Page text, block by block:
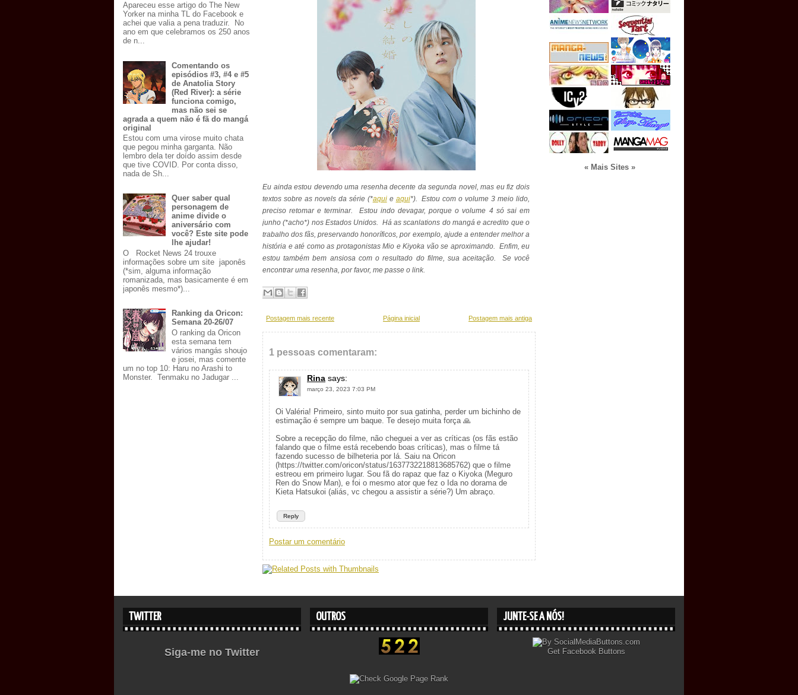
Apareceu esse artigo do The New
Yorker na minha TL do Facebook e
achei que valia a pena traduzir. No
ano em que celebramos os 250 anos
de n...
Comentando os
episódios #3, #4 e #5
de Anatolia Story
(Red River): a série
funciona comigo,
mas não sei se
agrada a quem não é fã do mangá
original
Estou com uma virose muito chata
que pegou minha garganta. Não
lembro dela ter doído assim desde
que tive COVID. Por conta disso,
nada de Sh...
Quer saber qual
personagem de
anime divide o
aniversário com
você? Este site pode
lhe ajudar!
O Rocket News 24 trouxe
informações sobre um site japonês
(*sim, alguma informação
romanizada, mas basicamente é em
japonês mesmo*)...
Ranking da Oricon:
Semana 20-26/07
O ranking da Oricon
esta semana tem
vários mangás shoujo
e josei, mas comente
um no top 10: Haru no Arashi to
Monster. Tenmaku no Jadugar ...
Eu ainda estou devendo uma resenha decente da segunda novel, mas eu fiz dois
textos sobre as novels da série (*aquie aqui*). Estou com o volume 3 meio lido,
preciso retomar e terminar. Estou indo devagar, porque o volume 4 só sai em
junho (*acho*) nos Estados Unidos. Há as scanlations do mangá e acredito que o
trabalho dos fãs, preservando honoríficos, por exemplo, ajude a entender melhor a
história e até como as protagonistas Mio e Kiyoka vão se aproximando. Enfim, eu
estou também bem ansiosa com o resultado do filme, sua aceitação. Se você
encontrar uma resenha, por favor, me passe o link.
Postagem mais recente Postagem mais antiga
Página inicial
1 pessoas comentaram:
Rina says:
março 23, 2023 7:03 PM
Reply
Oi Valéria! Primeiro, sinto muito por sua gatinha, perder um bichinho de
estimação é sempre um baque. Te desejo muita força 🙏
Sobre a recepção do filme, não cheguei a ver as críticas (os fãs estão
falando que o filme está recebendo boas críticas), mas o filme tá
fazendo sucesso de bilheteria por lá. Saiu na Oricon
(https://twitter.com/oricon/status/1637732218813685762) que o filme
estreou em primeiro lugar. Sou fã do rapaz que faz o Kiyoka (Meguro
Ren do Snow Man), e foi o mesmo ator que fez o Ida no dorama de
Kieta Hatsukoi (aliás, vc chegou a assistir a série?) Um abraço.
Postar um comentário
« Mais Sites »
TWITTER
Siga-me no Twitter
OUTROS JUNTE-SE A NÓS!
Get Facebook Buttons